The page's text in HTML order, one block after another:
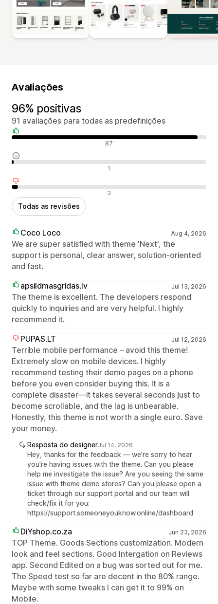
Avaliações
96% positivas
91 avaliações para todas as predefinições
Avaliações positivas 87
Avaliações neutras 1
Avaliações negativas 3
Todas as revisões
Coco Loco Aug 4, 2026
We are super satisfied with theme 'Next', the
support is personal, clear answer, solution-oriented
and fast.
apsildmasgridas.lv
Jul 13, 2026
The theme is excellent. The developers respond
quickly to inquiries and are very helpful. I highly
recommend it.
PUPAS.LT
Jul 12, 2026
Terrible mobile performance – avoid this theme!
Extremely slow on mobile devices. I highly
recommend testing their demo pages on a phone
before you even consider buying this. It is a
complete disaster—it takes several seconds just to
become scrollable, and the lag is unbearable.
Honestly, this theme is not worth a single euro. Save
your money.
Resposta do designerJul 14, 2026
Hey, thanks for the feedback — we're sorry to hear
you're having issues with the theme. Can you please
help me investigate the issue? Are you seeing the same
issue with theme demo stores? Can you please open a
ticket through our support portal and our team will
check/fix it for you:
https://support.someoneyouknow.online/dashboard
DiYshop.co.za Jun 23, 2026
TOP Theme. Goods Sections customization. Modern
look and feel sections. Good Intergation on Reviews
app. Second Edited on a bug was sorted out for me.
The Speed test so far are decent in the 80% range.
Maybe with some tweaks I can get it to 99% on
Mobile.